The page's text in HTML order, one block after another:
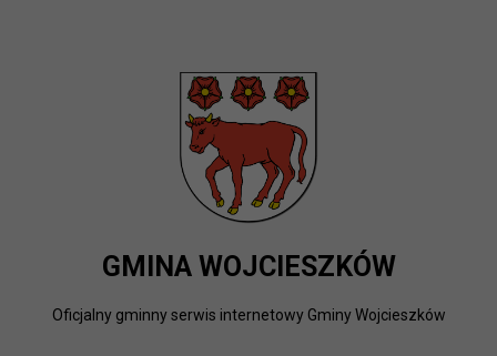
GMINA WOJCIESZKÓW
Oficjalny gminny serwis internetowy Gminy Wojcieszków